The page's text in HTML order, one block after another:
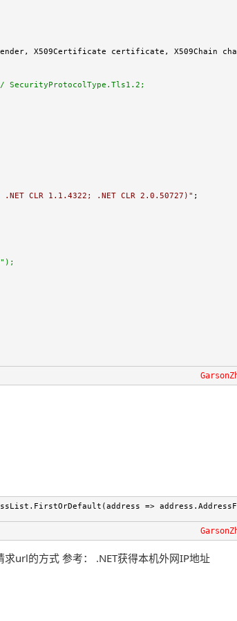
X509Certificate certificate, X509Chain
SecurityProtocolType.Tls1.2;
CLR 1.1.4322; .NET CLR 2.0.50727) " ;
=>
url的方式 参考： .NET获得本机外网IP地址